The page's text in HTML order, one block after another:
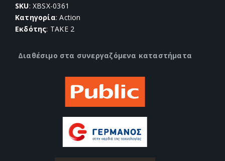
SKU: XBSX-0361
Κατηγορία: Action
Εκδότης: TAKE 2
Διαθέσιμο στα συνεργαζόμενα καταστήματα